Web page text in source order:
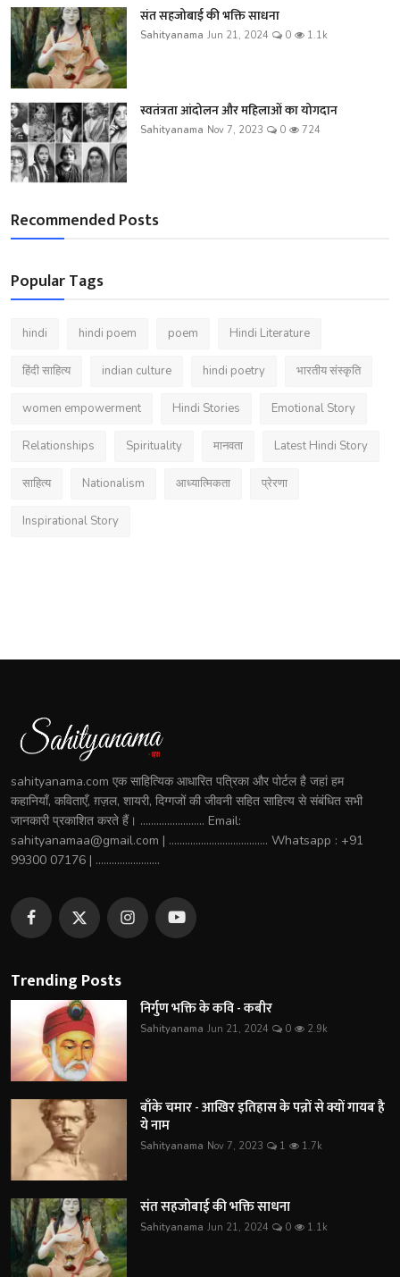
संत सहजोबाई की भक्ति साधना
Sahityanama Jun 21, 2024 0 1.1k
स्वतंत्रता आंदोलन और महिलाओं का योगदान
Sahityanama Nov 7, 2023 0 724
Recommended Posts
Popular Tags
hindi hindi poem poem Hindi Literature
हिंदी साहित्य indian culture hindi poetry भारतीय संस्कृति
women empowerment Hindi Stories Emotional Story
Relationships Spirituality मानवता Latest Hindi Story
साहित्य Nationalism आध्यात्मिकता प्रेरणा
Inspirational Story
sahityanama.com एक साहित्यिक आधारित पत्रिका और पोर्टल है जहां हम
कहानियाँ, कविताएँ, ग़ज़ल, शायरी, दिग्गजों की जीवनी सहित साहित्य से संबंधित सभी
जानकारी प्रकाशित करते हैं। ........................ Email:
sahityanamaa@gmail.com | ..................................... Whatsapp : +91
99300 07176 | ........................
Trending Posts
निर्गुण भक्ति के कवि - कबीर
Sahityanama Jun 21, 2024 0 2.9k
बाँके चमार - आखिर इतिहास के पन्नों से क्यों गायब है
ये नाम
Sahityanama Nov 7, 2023 1 1.7k
संत सहजोबाई की भक्ति साधना
Sahityanama Jun 21, 2024 0 1.1k